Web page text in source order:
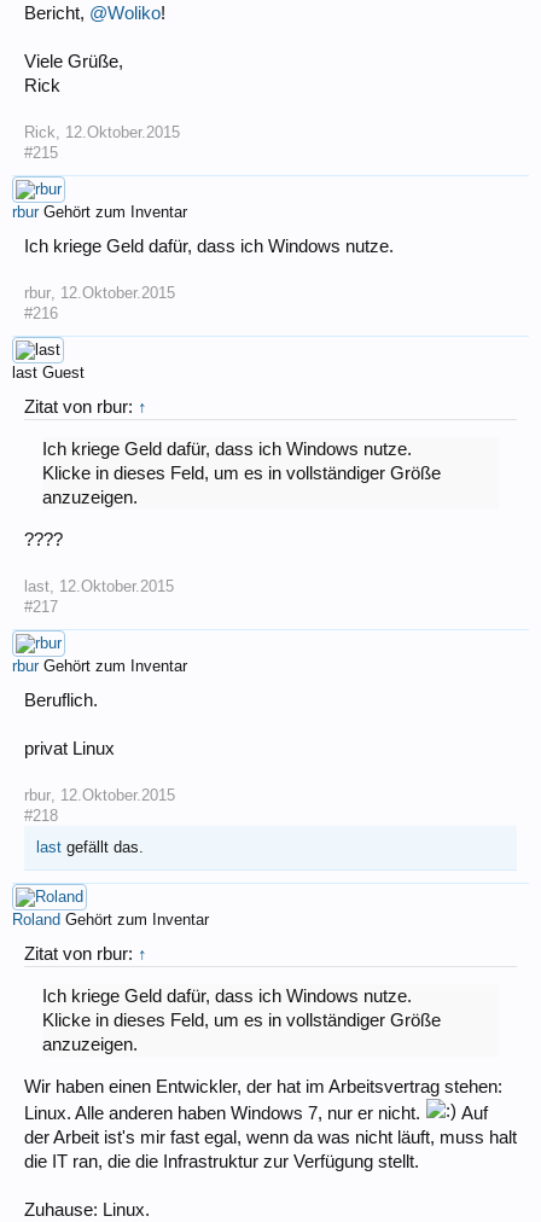
Bericht, @Woliko!
Viele Grüße,
Rick
Rick
12.Oktober.2015
#215
rbur Gehört zum Inventar
Ich kriege Geld dafür, dass ich Windows nutze.
rbur 12.Oktober.2015
#216
last Guest
Zitat von rbur: ↑
Ich kriege Geld dafür, dass ich Windows nutze.
Klicke in dieses Feld, um es in vollständiger Größe
anzuzeigen.
????
last 12.Oktober.2015
#217
rbur Gehört zum Inventar
Beruflich.
privat Linux
rbur 12.Oktober.2015
#218
last gefällt das.
Roland Gehört zum Inventar
Zitat von rbur: ↑
Ich kriege Geld dafür, dass ich Windows nutze.
Klicke in dieses Feld, um es in vollständiger Größe
anzuzeigen.
Wir haben einen Entwickler, der hat im Arbeitsvertrag stehen:
Linux. Alle anderen haben Windows 7, nur er nicht.
Auf
der Arbeit ist's mir fast egal, wenn da was nicht läuft, muss halt
die IT ran, die die Infrastruktur zur Verfügung stellt.
Zuhause: Linux.